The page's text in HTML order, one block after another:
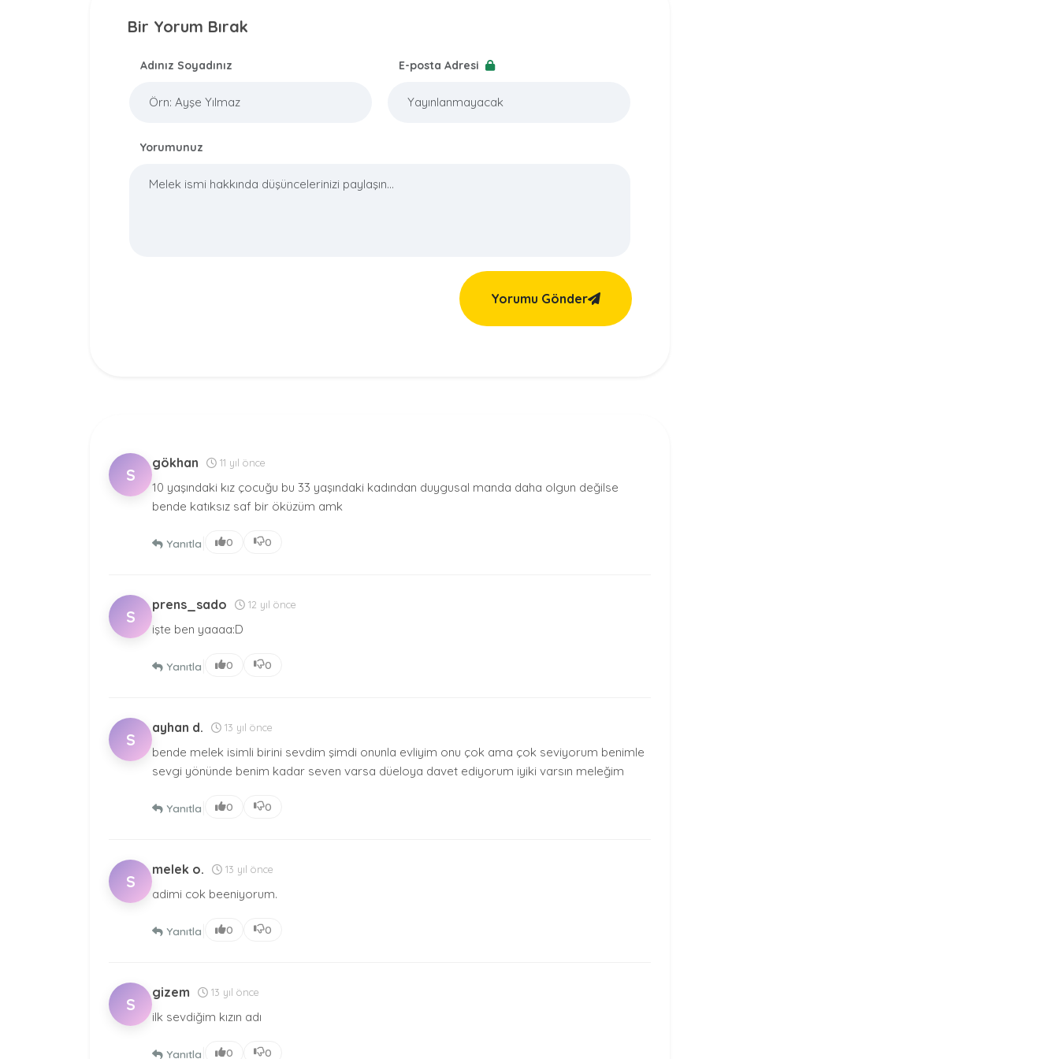
Bir Yorum Bırak
Adınız Soyadınız E-posta Adresi
Yorumunuz
Yorumu Gönder
S
gökhan 11 yıl önce
10 yaşındaki kız çocuğu bu 33 yaşındaki kadından duygusal manda daha olgun değilse
bende katıksız saf bir öküzüm amk
Yanıtla 0 0
S
prens_sado 12 yıl önce
işte ben yaaaa:D
Yanıtla 0 0
S
ayhan d. 13 yıl önce
bende melek isimli birini sevdim şimdi onunla evliyim onu çok ama çok seviyorum benimle
sevgi yönünde benim kadar seven varsa düeloya davet ediyorum iyiki varsın meleğim
Yanıtla 0 0
S
melek o. 13 yıl önce
adimi cok beeniyorum.
Yanıtla 0 0
S
gizem 13 yıl önce
ilk sevdiğim kızın adı
Yanıtla 0 0